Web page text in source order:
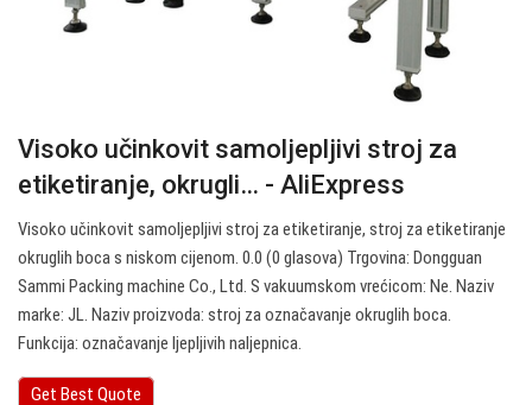
Visoko učinkovit samoljepljivi stroj za
etiketiranje, okrugli… - AliExpress
Visoko učinkovit samoljepljivi stroj za etiketiranje, stroj za etiketiranje
okruglih boca s niskom cijenom. 0.0 (0 glasova) Trgovina: Dongguan
Sammi Packing machine Co., Ltd. S vakuumskom vrećicom: Ne. Naziv
marke: JL. Naziv proizvoda: stroj za označavanje okruglih boca.
Funkcija: označavanje ljepljivih naljepnica.
Get Best Quote